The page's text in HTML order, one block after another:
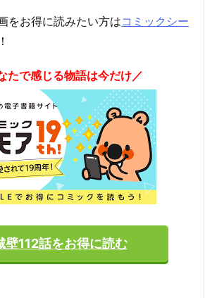
をお得に読みたい方はコミックシー
たで感じる物語は今だけ／
壁112話をお得に読む